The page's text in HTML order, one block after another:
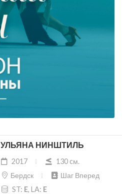
УЛЬЯНА НИНШТИЛЬ
2017
130 cм.
Бердск
Шаг Вперед
ST: E, LA: E